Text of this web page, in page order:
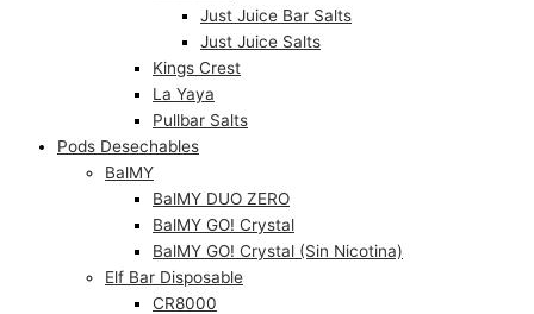
Just Juice Bar Salts
Just Juice Salts
Kings Crest
La Yaya
Pullbar Salts
Pods Desechables
BalMY
BalMY DUO ZERO
BalMY GO! Crystal
BalMY GO! Crystal (Sin Nicotina)
Elf Bar Disposable
CR8000